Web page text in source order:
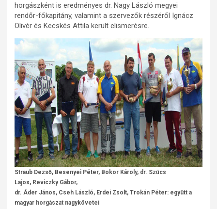
horgászként is eredményes dr. Nagy László megyei
rendőr-főkapitány, valamint a szervezők részéről Ignácz
Olivér és Kecskés Attila került elismerésre.
Straub Dezső, Besenyei Péter, Bokor Károly, dr. Szűcs
Lajos, Reviczky Gábor,
dr. Áder János, Cseh László, Erdei Zsolt, Trokán Péter: együtt a
magyar horgászat nagykövetei